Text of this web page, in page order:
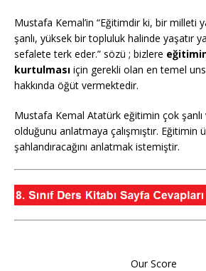
Mustafa Kemal’in “Eğitimdir ki, bir milleti
şanlı, yüksek bir topluluk halinde yaşatır
sefalete terk eder.” sözü ; bizlere
kurtulması için gerekli olan en temel
hakkında öğüt vermektedir.
Mustafa Kemal Atatürk eğitimin çok
olduğunu anlatmaya çalışmıştır. Eğitimin
şahlandıracağını anlatmak istemiştir.
Our Score